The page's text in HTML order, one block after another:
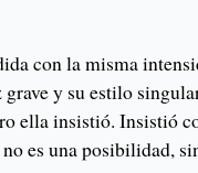
con la misma
y su estilo
ella insistió. Insistió
es una posibilidad,